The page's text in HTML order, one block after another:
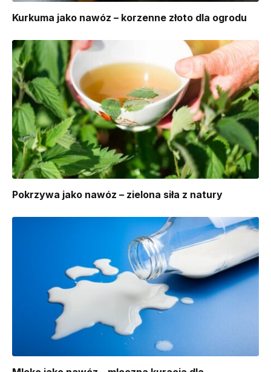
Kurkuma jako nawóz – korzenne złoto dla ogrodu
Pokrzywa jako nawóz – zielona siła z natury